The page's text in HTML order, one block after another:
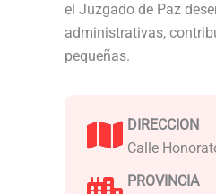
el Juzgado de Paz
administrativas,
pequeñas.
DIRECCION
Calle
PROVINCIA